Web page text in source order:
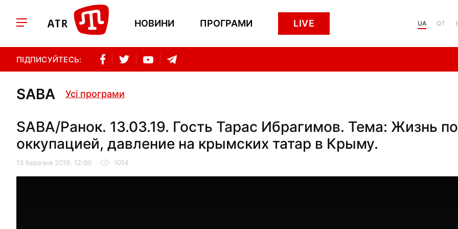
НОВИНИ ПРОГРАМИ LIVE UA QT
ПІДПИСУЙТЕСЬ:
SABA Усі програми
SABA/Ранок. 13.03.19. Гость Тарас Ибрагимов. Тема: Жизнь
оккупацией, давление на крымских татар в Крыму.
13 березня 2019, 12:00 1014